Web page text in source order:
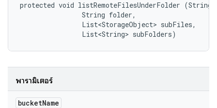
protected void listRemoteFilesUnderFolder (String
                String folder,
                List<StorageObject> subFiles,
                List<String> subFolders)
พารามิเตอร์
bucketName